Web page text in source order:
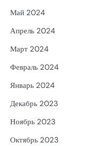
Май 2024
Апрель 2024
Март 2024
Февраль 2024
Январь 2024
Декабрь 2023
Ноябрь 2023
Октябрь 2023